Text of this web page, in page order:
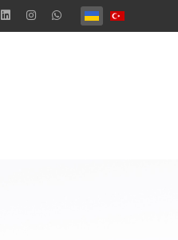
Оберіть свою мову